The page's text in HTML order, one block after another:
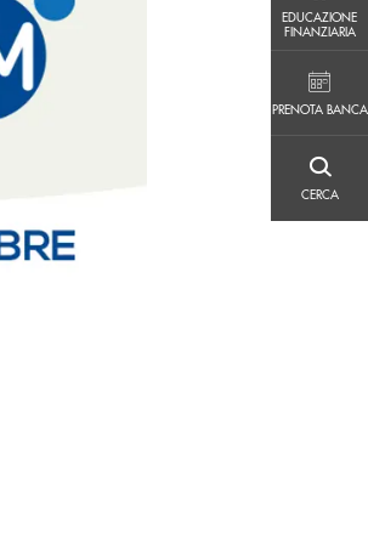
EDUCAZIONE
FINANZIARIA
EDUCAZIONE FINANZIARIA
PRENOTA BANCA
CERCA